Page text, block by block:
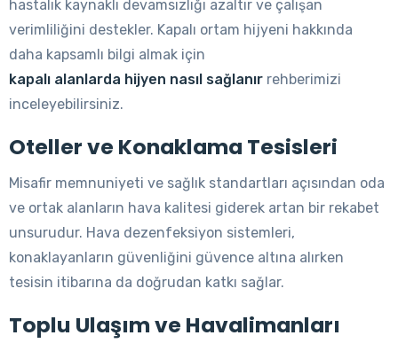
hastalık kaynaklı devamsızlığı azaltır ve çalışan
verimliliğini destekler. Kapalı ortam hijyeni hakkında
daha kapsamlı bilgi almak için
kapalı alanlarda hijyen nasıl sağlanır rehberimizi
inceleyebilirsiniz.
Oteller ve Konaklama Tesisleri
Misafir memnuniyeti ve sağlık standartları açısından oda
ve ortak alanların hava kalitesi giderek artan bir rekabet
unsurudur. Hava dezenfeksiyon sistemleri,
konaklayanların güvenliğini güvence altına alırken
tesisin itibarına da doğrudan katkı sağlar.
Toplu Ulaşım ve Havalimanları